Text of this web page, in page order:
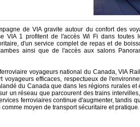
de VIA gravite autour du confort des
VIA 1 profitent de l'accès Wi Fi dans
d'un service complet de repas et de
ainsi que de l'accès aux salons
voyageurs national du Canada, VIA
voyageurs efficaces, respectueux de
du Canada que dans les régions rurales et
un réseau que parcourent des trains
ferroviaires continue d'augmenter, tandis
moyen de transport sécuritaire et pratique.